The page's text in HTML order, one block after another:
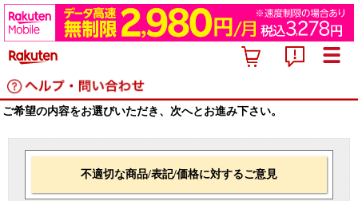
ご希望の内容をお選びいただき、次へとお進み下さい。
不適切な商品/表記/価格に対するご意見